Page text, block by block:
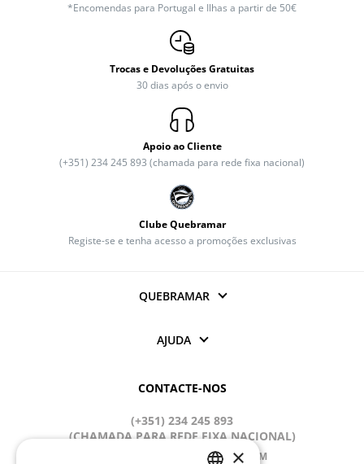
*Encomendas para Portugal e Ilhas a partir de 50€
Trocas e Devoluções Gratuitas
30 dias após o envio
Apoio ao Cliente
(+351) 234 245 893 (chamada para rede fixa nacional)
Clube Quebramar
Registe-se e tenha acesso a promoções exclusivas
QUEBRAMAR
AJUDA
CONTACTE-NOS
(+351) 234 245 893
(CHAMADA PARA REDE FIXA NACIONAL)
APOIOCLIENTE@QUEBRAMAR.COM
×